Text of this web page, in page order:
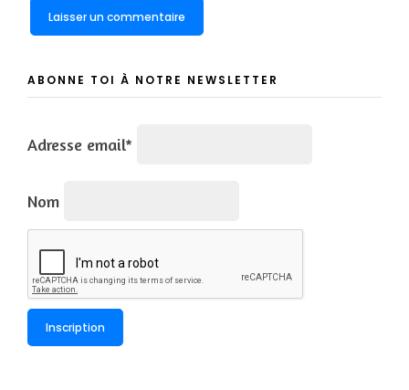
ABONNE TOI À NOTRE NEWSLETTER
Adresse email*
Nom